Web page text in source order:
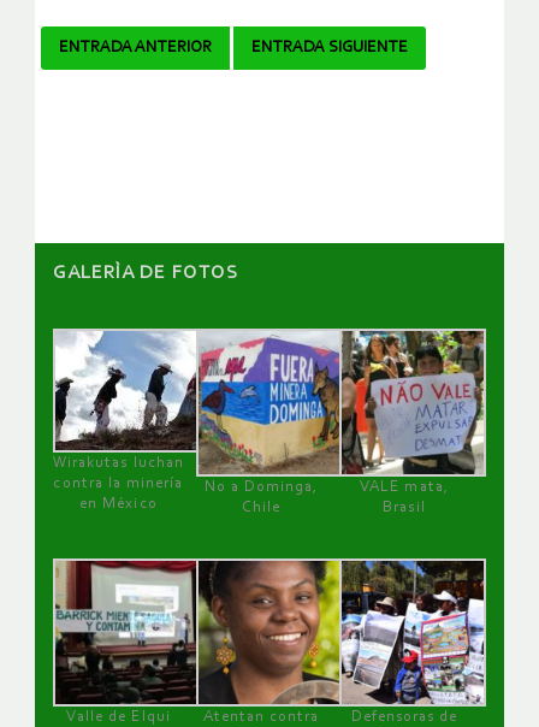
Navegador
ENTRADA ANTERIOR ENTRADA SIGUIENTE
GALERÌA DE FOTOS
Wirakutas luchan
contra la minería
en México
No a Dominga,
Chile
VALE mata,
Brasil
Valle de Elqui
Atentan contra
Defensoras de